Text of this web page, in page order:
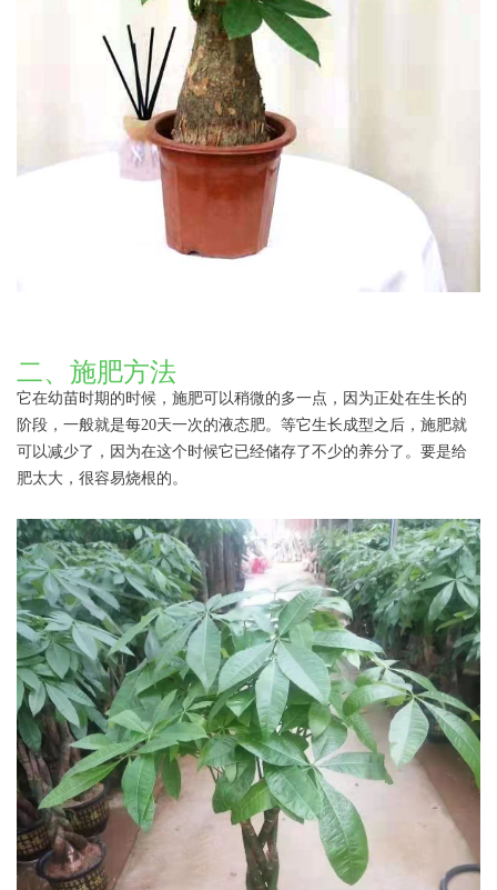
二、施肥方法
它在幼苗时期的时候，施肥可以稍微的多一点，因为正处在生长的
阶段，一般就是每20天一次的液态肥。等它生长成型之后，施肥就
可以减少了，因为在这个时候它已经储存了不少的养分了。要是给
肥太大，很容易烧根的。